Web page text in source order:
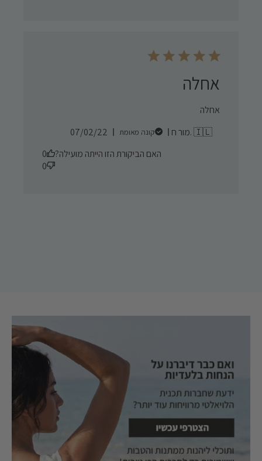
אחלה
אחלה
מור ח. 🇮🇱
קונה מאומתPublished
07/02/22
האם הביקורת הזו הייתה מועילה?
0
0